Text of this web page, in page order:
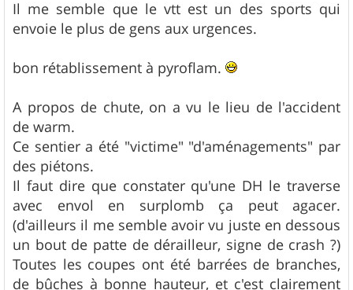
Il me semble que le vtt est un des sports qui
envoie le plus de gens aux urgences.
bon rétablissement à pyroflam.
A propos de chute, on a vu le lieu de l'accident
de warm.
Ce sentier a été "victime" "d'aménagements" par
des piétons.
Il faut dire que constater qu'une DH le traverse
avec envol en surplomb ça peut agacer.
(d'ailleurs il me semble avoir vu juste en dessous
un bout de patte de dérailleur, signe de crash ?)
Toutes les coupes ont été barrées de branches,
de bûches à bonne hauteur, et c'est clairement